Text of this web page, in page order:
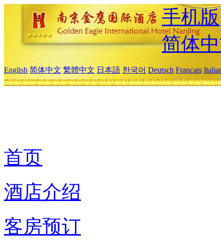
手机版
简体
English 简体中文 繁體中文 日本語 한국어 Deutsch Français
首页
酒店介绍
客房预订